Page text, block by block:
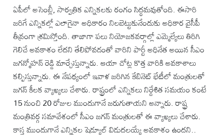
ఏపీలో అసెంబ్లీ, సార్వత్రిక ఎన్నికలకు రంగం సిద్ధమవుతోంది. ఈసారి
జరిగే ఎన్నికల్లో ఎలాగైనా అధికారం నిలబెట్టుకునేందుకు అధికార వైసీపీ
తీవ్రంగా శ్రమిస్తోంది. తాజాగా పలు నియోజకవర్గాల్లో ఎమ్మెల్యేలు తిరిగి
గెలిచే అవకాశం లేదని తేలిపోవడంతో వారిని పార్టీ అధినేత అయిన సీఎం
జగన్మోహన్ రెడ్డి మార్చేస్తున్నారు. ఆయా చోట్ల కొత్త వారికి అవకాశాలు
కల్పిస్తున్నారు. ఈ నేపథ్యంలో ఇవాళ జరిగిన కేబినెట్ భేటీలో మంత్రులతో
జగన్ కీలక వ్యాఖ్యలు చేశారు. రాష్ట్రంలో ఎన్నికలు నిర్దేశిత సమయం కంటే
15 నుంచి 20 రోజుల ముందుగానే జరుగుతాయని అన్నారు. రాష్ట్ర
మంత్రివర్గ సమావేశంలో సీఎం జగన్ మంత్రులతో ఈ వ్యాఖ్యలు చేశారు.
కాస్త ముందుగానే ఎన్నికల షెడ్యూల్‌ విడుదలయ్యే అవకాశం ఉందని..